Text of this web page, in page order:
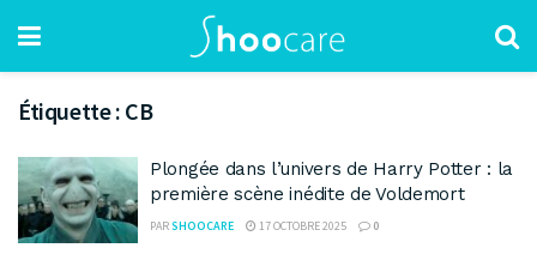
Étiquette : CB
Plongée dans l’univers de Harry Potter : la
première scène inédite de Voldemort
PARSHOOCARE 17 OCTOBRE 2025 0